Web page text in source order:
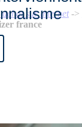
sur internet->
france